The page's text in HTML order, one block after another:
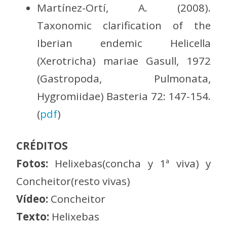
Martínez-Ortí, A. (2008).
Taxonomic clarification of the
Iberian endemic Helicella
(Xerotricha) mariae Gasull, 1972
(Gastropoda, Pulmonata,
Hygromiidae) Basteria 72: 147-154.
(pdf)
CRÉDITOS
Fotos: Helixebas(concha y 1ª viva) y
Concheitor(resto vivas)
Vídeo: Concheitor
Texto: Helixebas